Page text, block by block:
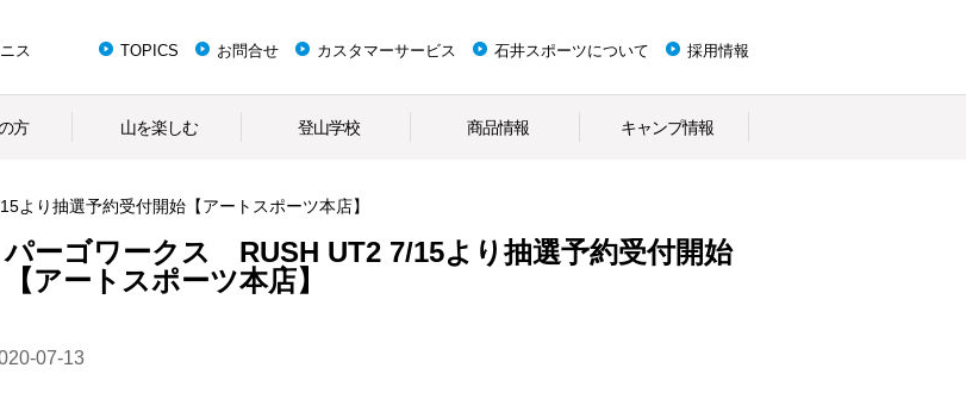
ス TOPICS お問合せ カスタマーサービス 石井スポーツについて 採用情報
方 山を楽しむ 登山学校 商品情報 キャンプ情報
り抽選予約受付開始【アートスポーツ本店】
パーゴワークス RUSH UT2 7/15より抽選予約受付開始
【アートスポーツ本店】
07-13